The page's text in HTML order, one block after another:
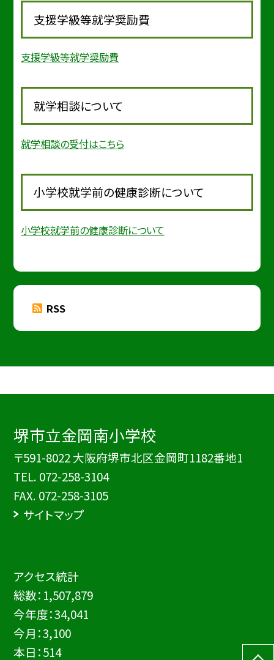
支援学級等就学奨励費
支援学級等就学奨励費
就学相談について
就学相談の受付はこちら
小学校就学前の健康診断について
小学校就学前の健康診断について
RSS
堺市立金岡南小学校
〒591-8022 大阪府堺市北区金岡町1182番地1
TEL. 072-258-3104
FAX. 072-258-3105
サイトマップ
アクセス統計
総数： 1,507,879
今年度：34,041
今月：3,100
本日：514